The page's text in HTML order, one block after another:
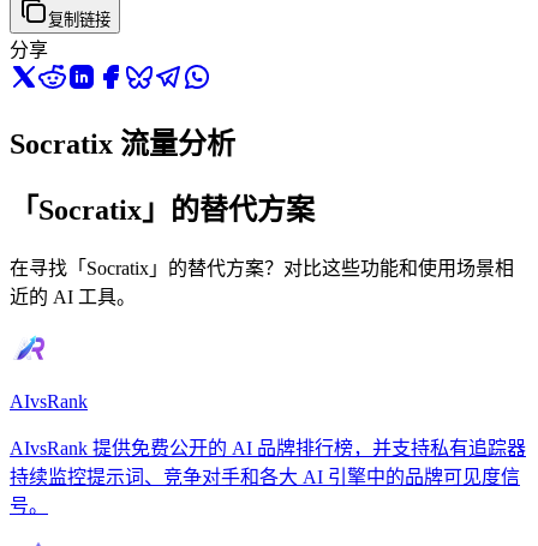
复制链接
分享
Socratix 流量分析
「Socratix」的替代方案
在寻找「Socratix」的替代方案？对比这些功能和使用场景相
近的 AI 工具。
AIvsRank
AIvsRank 提供免费公开的 AI 品牌排行榜，并支持私有追踪器
持续监控提示词、竞争对手和各大 AI 引擎中的品牌可见度信
号。